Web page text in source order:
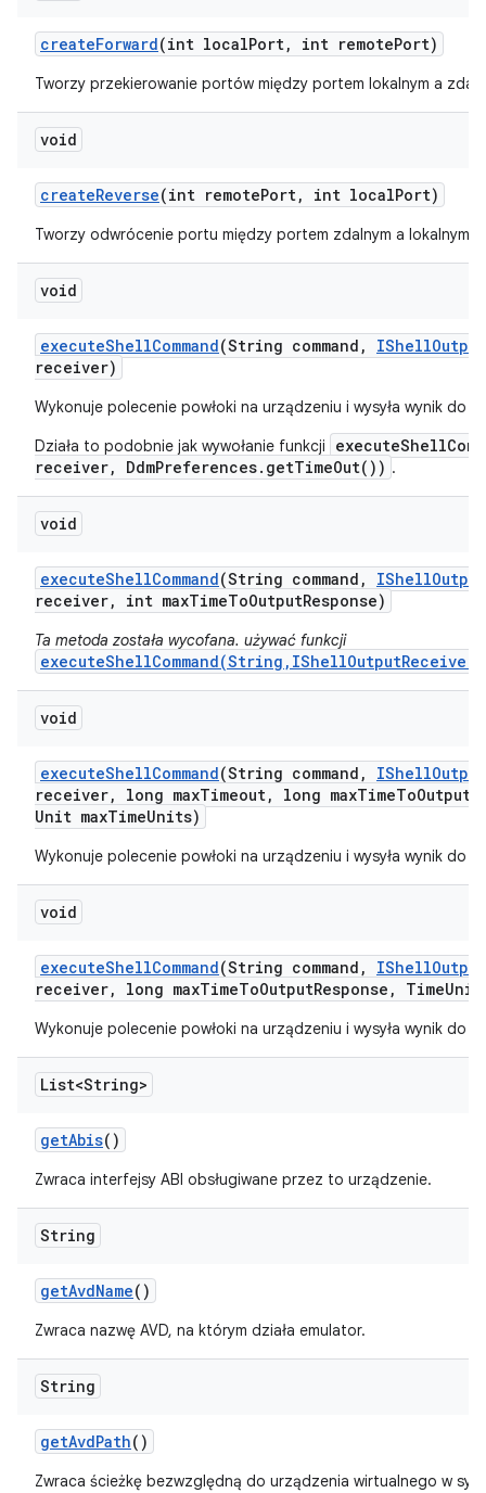
createForward(int localPort, int remotePort)
Tworzy przekierowanie portów między portem lokalnym a
void
createReverse(int remotePort, int localPort)
Tworzy odwrócenie portu między portem zdalnym a lokalnym.
void
executeShellCommand(String command , IShellOutput
receiver)
Wykonuje polecenie powłoki na urządzeniu i wysyła wynik do
Działa to podobnie jak wywołanie funkcji
receiver, DdmPreferences.getTimeOut()) .
void
executeShellCommand(String command , IShellOutput
receiver, int maxTimeToOutputResponse)
Ta metoda została wycofana. używać funkcji
void
executeShellCommand(String command , IShellOutput
receiver, long maxTimeout, long maxTimeToOutput
Unit maxTimeUnits)
Wykonuje polecenie powłoki na urządzeniu i wysyła wynik do
void
executeShellCommand(String command , IShellOutput
receiver, long maxTimeToOutputResponse , TimeUnit
Wykonuje polecenie powłoki na urządzeniu i wysyła wynik do
List<String>
getAbis()
Zwraca interfejsy ABI obsługiwane przez to urządzenie.
String
getAvdName()
Zwraca nazwę AVD, na którym działa emulator.
String
getAvdPath()
Zwraca ścieżkę bezwzględną do urządzenia wirtualnego w